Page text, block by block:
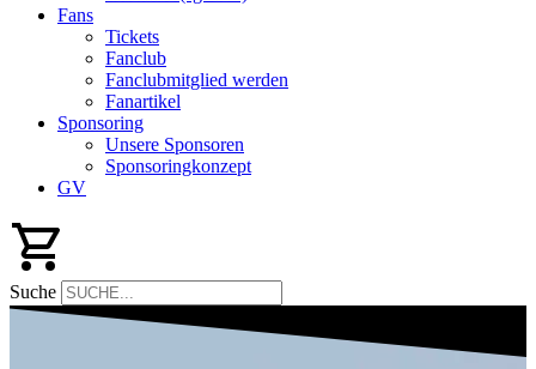
Fans
Tickets
Fanclub
Fanclubmitglied werden
Fanartikel
Sponsoring
Unsere Sponsoren
Sponsoringkonzept
GV
Suche